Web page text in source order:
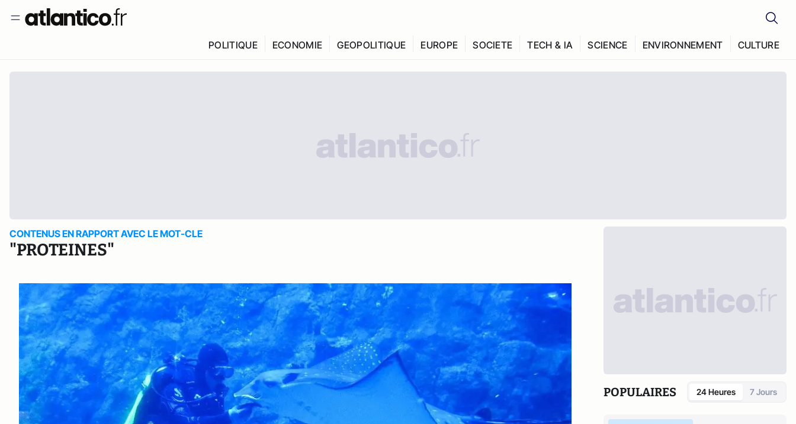
POLITIQUE ECONOMIE GEOPOLITIQUE EUROPE SOCIETE TECH & IA SCIENCE ENVIRONNEMENT CULTURE
CONTENUS EN RAPPORT AVEC LE MOT-CLE
"PROTEINES"
POPULAIRES 24 Heures 7 Jours